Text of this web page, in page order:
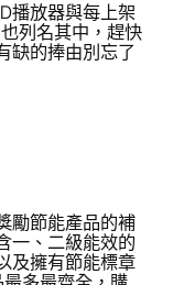
播放器與每上架
列名其中，趕快
缺的捧由別忘了
勵節能產品的補
一、二級能效的
及擁有節能標章